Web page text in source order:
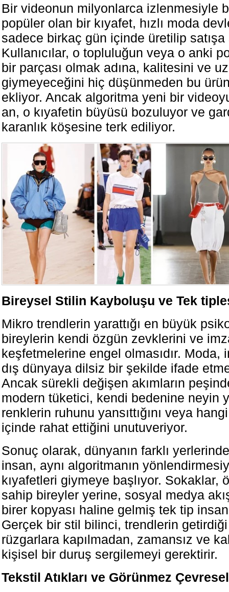
Bir videonun milyonlarca izlenmesiyle
popüler olan bir kıyafet, hızlı moda
sadece birkaç gün içinde üretilip
Kullanıcılar, o topluluğun veya o anki
bir parçası olmak adına, kalitesini ve
giymeyeceğini hiç düşünmeden bu
ekliyor. Ancak algoritma yeni bir
an, o kıyafetin büyüsü bozuluyor ve
karanlık köşesine terk ediliyor.
Bireysel Stilin Kayboluşu ve Tek
Mikro trendlerin yarattığı en büyük
bireylerin kendi özgün zevklerini ve
keşfetmelerine engel olmasıdır. Moda,
dış dünyaya dilsiz bir şekilde ifade
Ancak sürekli değişen akımların
modern tüketici, kendi bedenine neyin
renklerin ruhunu yansıttığını veya
içinde rahat ettiğini unutuveriyor.
Sonuç olarak, dünyanın farklı
insan, aynı algoritmanın
kıyafetleri giymeye başlıyor. Sokaklar,
sahip bireyler yerine, sosyal medya
birer kopyası haline gelmiş tek tip
Gerçek bir stil bilinci, trendlerin
rüzgarlara kapılmadan, zamansız ve
kişisel bir duruş sergilemeyi gerektirir.
Tekstil Atıkları ve Görünmez